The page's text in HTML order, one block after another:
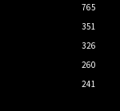
765
351
326
260
241